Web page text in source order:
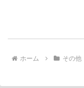
ホーム その他